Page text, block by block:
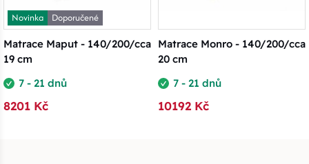
Novinka
Doporučené
Matrace Maput - 140/200/cca
19 cm
7 - 21 dnů
8201 Kč
Matrace Monro - 140/200/cca
20 cm
7 - 21 dnů
10192 Kč